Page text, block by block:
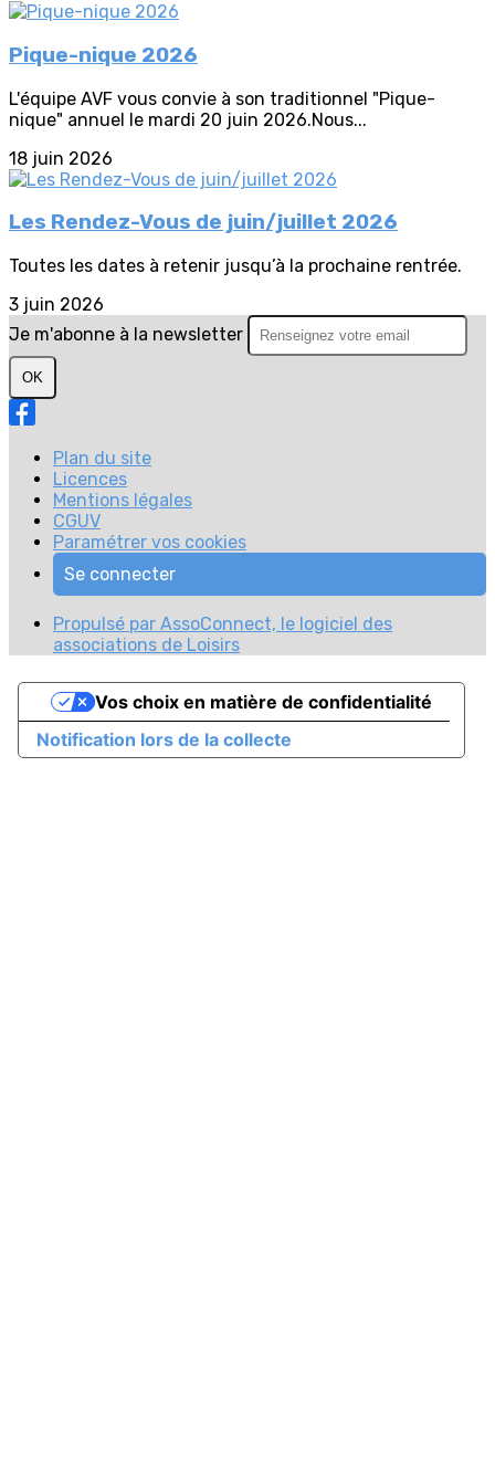
Pique-nique 2026
L'équipe AVF vous convie à son traditionnel "Pique-
nique" annuel le mardi 20 juin 2026.Nous...
18 juin 2026
Les Rendez-Vous de juin/juillet 2026
Toutes les dates à retenir jusqu’à la prochaine rentrée.
3 juin 2026
Je m'abonne à la newsletter
OK
Plan du site
Licences
Mentions légales
CGUV
Paramétrer vos cookies
Se connecter
Propulsé par AssoConnect, le logiciel des
associations de Loisirs
Notification lors de la collecte
Vos choix en matière de confidentialité